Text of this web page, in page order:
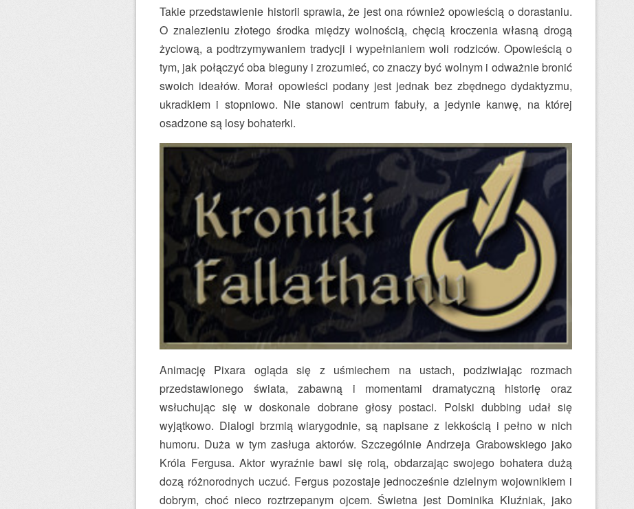
Takie przedstawienie historii sprawia, że jest ona również opowieścią o dorastaniu.
O znalezieniu złotego środka między wolnością, chęcią kroczenia własną drogą
życiową, a podtrzymywaniem tradycji i wypełnianiem woli rodziców. Opowieścią o
tym, jak połączyć oba bieguny i zrozumieć, co znaczy być wolnym i odważnie bronić
swoich ideałów. Morał opowieści podany jest jednak bez zbędnego dydaktyzmu,
ukradkiem i stopniowo. Nie stanowi centrum fabuły, a jedynie kanwę, na której
osadzone są losy bohaterki.
Animację Pixara ogląda się z uśmiechem na ustach, podziwiając rozmach
przedstawionego świata, zabawną i momentami dramatyczną historię oraz
wsłuchując się w doskonale dobrane głosy postaci. Polski dubbing udał się
wyjątkowo. Dialogi brzmią wiarygodnie, są napisane z lekkością i pełno w nich
humoru. Duża w tym zasługa aktorów. Szczególnie Andrzeja Grabowskiego jako
Króla Fergusa. Aktor wyraźnie bawi się rolą, obdarzając swojego bohatera dużą
dozą różnorodnych uczuć. Fergus pozostaje jednocześnie dzielnym wojownikiem i
dobrym, choć nieco roztrzepanym ojcem. Świetna jest Dominika Kluźniak, jako